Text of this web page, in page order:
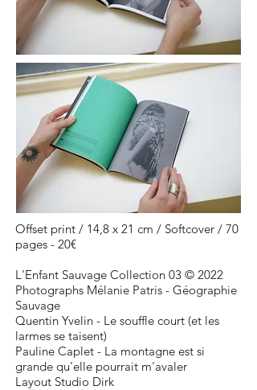
Offset print / 14,8 x 21 cm / Softcover / 70
pages - 20€
L'Enfant Sauvage Collection 03 © 2022
Photographs Mélanie Patris - Géographie
Sauvage
Quentin Yvelin - Le souffle court (et les
larmes se taisent)
Pauline Caplet - La montagne est si
grande qu'elle pourrait m'avaler
Layout Studio Dirk